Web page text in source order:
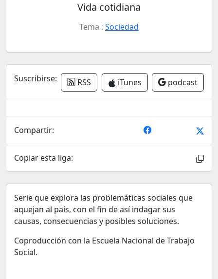
Vida cotidiana
Tema : Sociedad
Suscribirse: RSS iTunes podcast
Compartir:
Copiar esta liga:
Serie que explora las problemáticas sociales que
aquejan al país, con el fin de así indagar sus
causas, consecuencias y posibles soluciones.
Coproducción con la Escuela Nacional de Trabajo
Social.